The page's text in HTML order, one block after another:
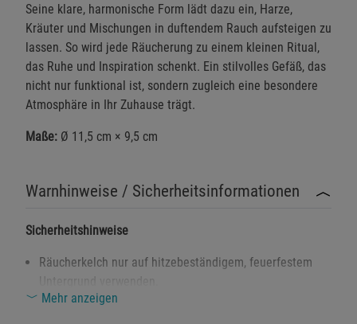
Seine klare, harmonische Form lädt dazu ein, Harze,
Kräuter und Mischungen in duftendem Rauch aufsteigen zu
lassen. So wird jede Räucherung zu einem kleinen Ritual,
das Ruhe und Inspiration schenkt. Ein stilvolles Gefäß, das
nicht nur funktional ist, sondern zugleich eine besondere
Atmosphäre in Ihr Zuhause trägt.
Maße: Ø 11,5 cm × 9,5 cm
Warnhinweise / Sicherheitsinformationen
Sicherheitshinweise
Räucherkelch nur auf hitzebeständigem, feuerfestem
Untergrund verwenden.
Für gute Belüftung sorgen – Rauchentwicklung kann
Mehr anzeigen